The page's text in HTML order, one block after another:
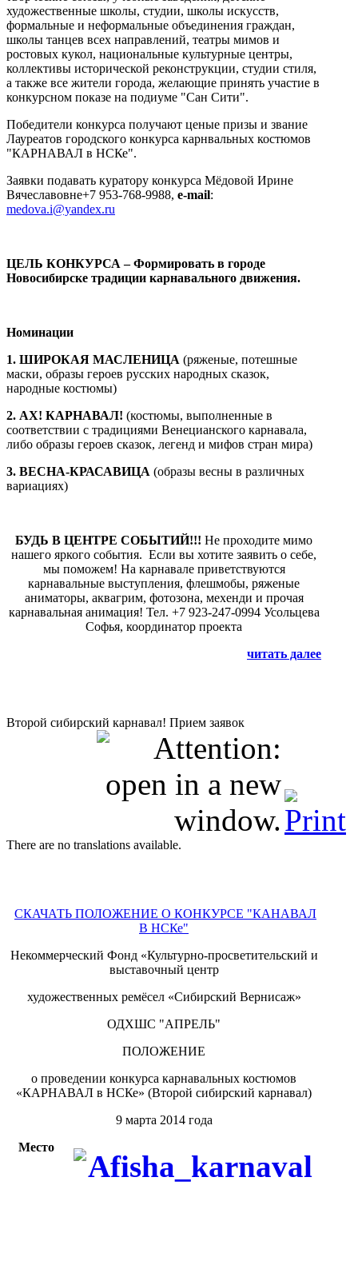
художественные школы, студии, школы искусств,
формальные и неформальные объединения граждан,
школы танцев всех направлений, театры мимов и
ростовых кукол, национальные культурные центры,
коллективы исторической реконструкции, студии стиля,
а также все жители города, желающие принять участие в
конкурсном показе на подиуме "Сан Сити".
Победители конкурса получают ценые призы и звание
Лауреатов городского конкурса карнвальных костюмов
"КАРНАВАЛ в НСКе".
Заявки подавать куратору конкурса Мёдовой Ирине
Вячеславовне+7 953-768-9988, e-mail:
medova.i@yandex.ru
ЦЕЛЬ КОНКУРСА – Формировать в городе
Новосибирске традиции карнавального движения.
Номинации
1. ШИРОКАЯ МАСЛЕНИЦА (ряженые, потешные
маски, образы героев русских народных сказок,
народные костюмы)
2. АХ! КАРНАВАЛ! (костюмы, выполненные в
соответствии с традициями Венецианского карнавала,
либо образы героев сказок, легенд и мифов стран мира)
3. ВЕСНА-КРАСАВИЦА (образы весны в различных
вариациях)
БУДЬ В ЦЕНТРЕ СОБЫТИЙ!!! Не проходите мимо
нашего яркого события. Если вы хотите заявить о себе,
мы поможем! На карнавале приветствуются
карнавальные выступления, флешмобы, ряженые
аниматоры, аквагрим, фотозона, мехенди и прочая
карнавальная анимация! Тел. +7 923-247-0994 Усольцева
Софья, координатор проекта
читать далее
Второй сибирский карнавал! Прием заявок
There are no translations available.
СКАЧАТЬ ПОЛОЖЕНИЕ О КОНКУРСЕ "КАНАВАЛ
В НСКе"
Некоммерческий Фонд «Культурно-просветительский и
выставочный центр
художественных ремёсел «Сибирский Вернисаж»
ОДХШС "АПРЕЛЬ"
ПОЛОЖЕНИЕ
о проведении конкурса карнавальных костюмов
«КАРНАВАЛ в НСКе» (Второй сибирский карнавал)
9 марта 2014 года
Место